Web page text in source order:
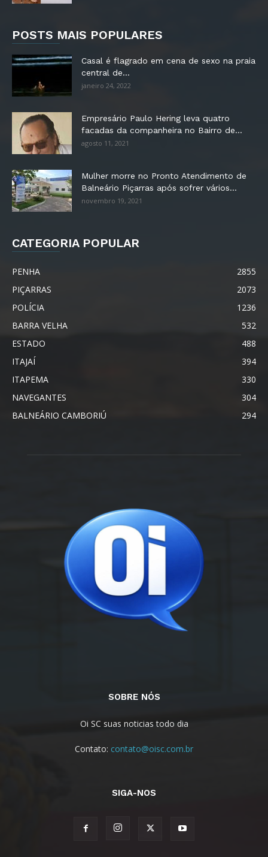
POSTS MAIS POPULARES
Casal é flagrado em cena de sexo na praia
central de...
janeiro 24, 2022
Empresário Paulo Hering leva quatro
facadas da companheira no Bairro de...
agosto 11, 2021
Mulher morre no Pronto Atendimento de
Balneário Piçarras após sofrer vários...
novembro 19, 2021
CATEGORIA POPULAR
PENHA
2855
PIÇARRAS
2073
POLÍCIA
1236
BARRA VELHA
532
ESTADO
488
ITAJAÍ
394
ITAPEMA
330
NAVEGANTES
304
BALNEÁRIO CAMBORIÚ
294
SOBRE NÓS
Oi SC suas noticias todo dia
Contato: contato@oisc.com.br
SIGA-NOS